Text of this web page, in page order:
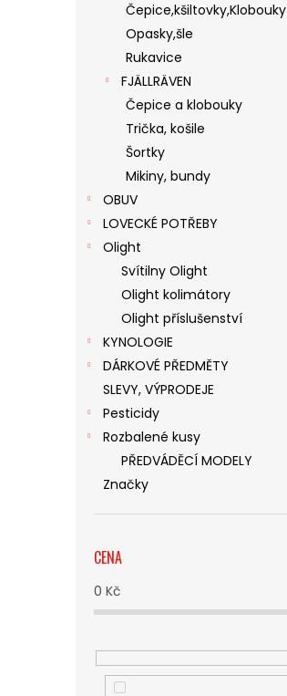
Čepice,kšiltovky,Klobouky
Opasky,šle
Rukavice
FJÄLLRÄVEN
Čepice a klobouky
Trička, košile
Šortky
Mikiny, bundy
OBUV
LOVECKÉ POTŘEBY
Olight
Svítilny Olight
Olight kolimátory
Olight příslušenství
KYNOLOGIE
DÁRKOVÉ PŘEDMĚTY
SLEVY, VÝPRODEJE
Pesticidy
Rozbalené kusy
PŘEDVÁDĚCÍ MODELY
Značky
CENA
0 Kč